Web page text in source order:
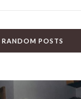
RANDOM POSTS